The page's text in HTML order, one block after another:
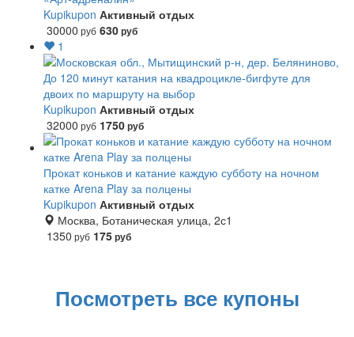
Kupikupon Активный отдых
30000 руб 630руб
1
До 120 минут катания на квадроцикле-бигфуте для
двоих по маршруту на выбор
Kupikupon Активный отдых
32000 руб 1750руб
Прокат коньков и катание каждую субботу на ночном
катке Arena Play за полцены
Kupikupon Активный отдых
Москва, Ботаническая улица, 2с1
1350 руб 175руб
Посмотреть все купоны